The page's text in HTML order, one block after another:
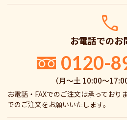
お電話でのお
0120-
（月〜土 10:00〜
お電話・FAXでのご注文は承っており
でのご注文をお願いいたします。